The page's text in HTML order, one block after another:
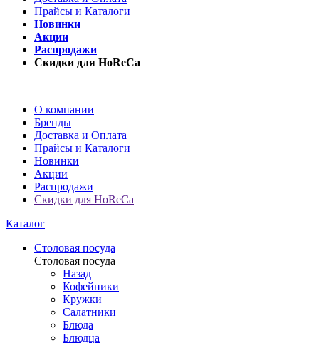
Прайсы и Каталоги
Новинки
Акции
Распродажи
Скидки для HoReCa
О компании
Бренды
Доставка и Оплата
Прайсы и Каталоги
Новинки
Акции
Распродажи
Скидки для HoReCa
Каталог
Столовая посуда
Столовая посуда
Назад
Кофейники
Кружки
Салатники
Блюда
Блюдца